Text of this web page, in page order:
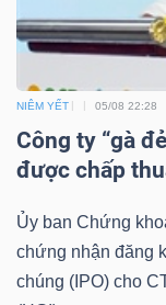
NIÊM YẾT 05/08 22:28
Công ty “gà
được chấp
Ủy ban Chứng
chứng nhận đăng
chúng (IPO) cho
TRÁI
PHIẾU
CÔNG
ĐẦU
TƯ